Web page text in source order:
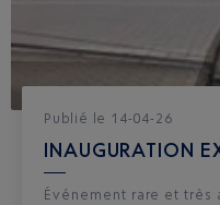
Publié le 14-04-26
INAUGURATION
Événement rare et très